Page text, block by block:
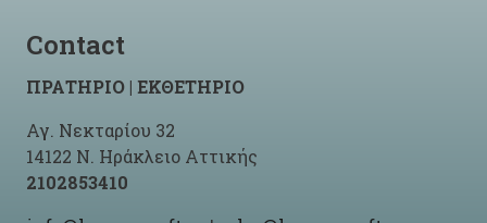
Contact
ΠΡΑΤΗΡΙΟ | ΕΚΘΕΤΗΡΙΟ
Αγ. Νεκταρίου 32
14122 Ν. Ηράκλειο Αττικής
2102853410